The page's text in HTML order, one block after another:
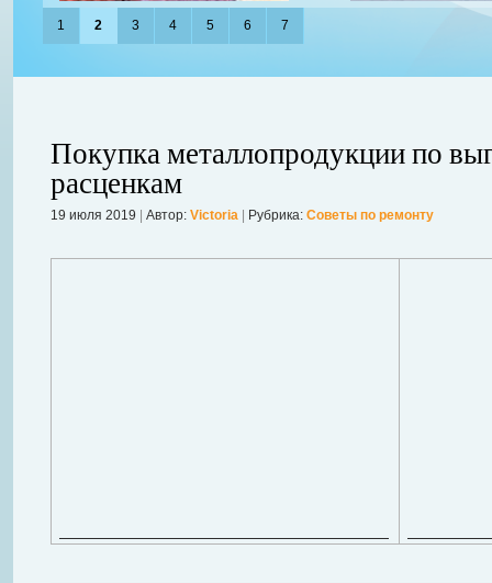
1 2 3 4 5 6 7
Покупка металлопродукции по
расценкам
19 июля 2019 Автор: Victoria Рубрика: Советы по ремонту